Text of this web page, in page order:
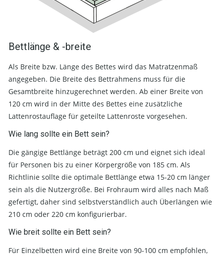
Bettlänge & -breite
Als Breite bzw. Länge des Bettes wird das Matratzenmaß
angegeben. Die Breite des Bettrahmens muss für die
Gesamtbreite hinzugerechnet werden. Ab einer Breite von
120 cm wird in der Mitte des Bettes eine zusätzliche
Lattenrostauflage für geteilte Lattenroste vorgesehen.
Wie lang sollte ein Bett sein?
Die gängige Bettlänge beträgt 200 cm und eignet sich ideal
für Personen bis zu einer Körpergröße von 185 cm. Als
Richtlinie sollte die optimale Bettlänge etwa 15-20 cm länger
sein als die Nutzergröße. Bei Frohraum wird alles nach Maß
gefertigt, daher sind selbstverständlich auch Überlängen wie
210 cm oder 220 cm konfigurierbar.
Wie breit sollte ein Bett sein?
Für Einzelbetten wird eine Breite von 90-100 cm empfohlen,